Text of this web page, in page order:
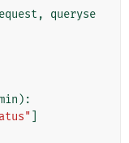
,
queryse
):